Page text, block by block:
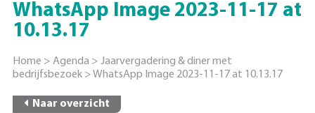
WhatsApp Image 2023-11-17 at
10.13.17
Home > Agenda > Jaarvergadering & diner met
bedrijfsbezoek>WhatsApp Image 2023-11-17 at 10.13.17
Naar overzicht